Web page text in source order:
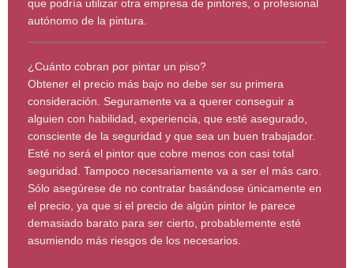
que podría utilizar otra empresa de pintores, o profesional
autónomo de la pintura.
¿Cuánto cobran por pintar un piso?
Obtener el precio más bajo no debe ser su primera
consideración. Seguramente va a querer conseguir a
alguien con habilidad, experiencia, que esté asegurado,
consciente de la seguridad y que sea un buen trabajador.
Esté no será el pintor que cobre menos con casi total
seguridad. Tampoco necesariamente va a ser el más caro.
Sólo asegúrese de no contratar basándose únicamente en
el precio, ya que si el precio de algún pintor le parece
demasiado barato para ser cierto, probablemente esté
asumiendo más riesgos de los necesarios.